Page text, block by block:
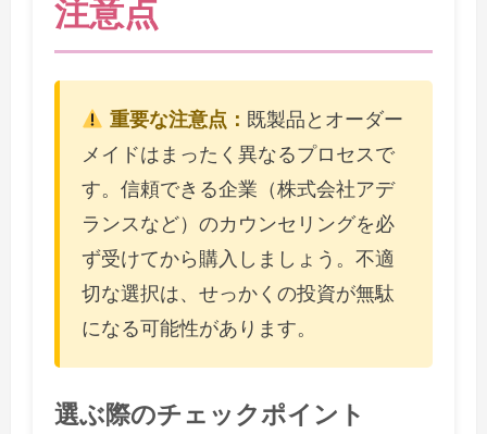
重要な注意点： 既製品とオーダー
メイドはまったく異なるプロセスで
す。信頼できる企業（株式会社アデ
ランスなど）のカウンセリングを必
ず受けてから購入しましょう。不適
切な選択は、せっかくの投資が無駄
になる可能性があります。
選ぶ際のチェックポイント